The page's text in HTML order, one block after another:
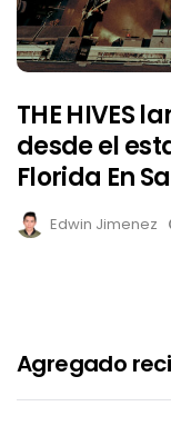
THE HIVES
desde el
Florida En
Edwin Jimenez
Agregado